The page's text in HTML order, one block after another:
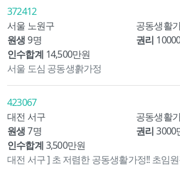
372412
서울 노원구
공동생활
원생 9명 권리
인수합계 14,500만원
서울 도심 공동생홝가정
423067
대전 서구
공동생활
원생 7명 권리 3000
인수합계3,500만원
대전 서구 ] 초 저렴한 공동생활가정!! 초임